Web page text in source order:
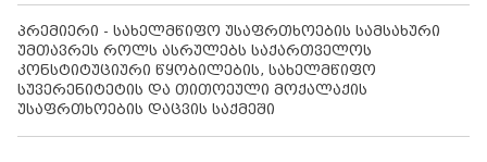
პრემიერი - სახელმწიფო უსაფრთხოების სამსახური
უმთავრეს როლს ასრულებს საქართველოს
კონსტიტუციური წყობილების, სახელმწიფო
სუვერენიტეტის და თითოეული მოქალაქის
უსაფრთხოების დაცვის საქმეში